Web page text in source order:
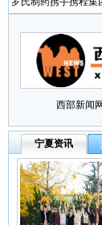
西部新闻
宁夏资讯